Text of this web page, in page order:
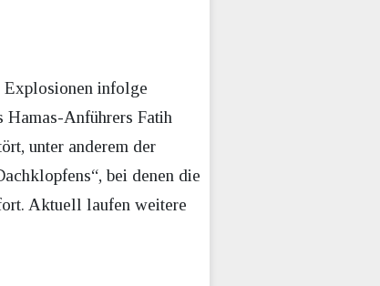
Explosionen infolge
Anführers Fatih
unter anderem der
bei denen die
Aktuell laufen weitere